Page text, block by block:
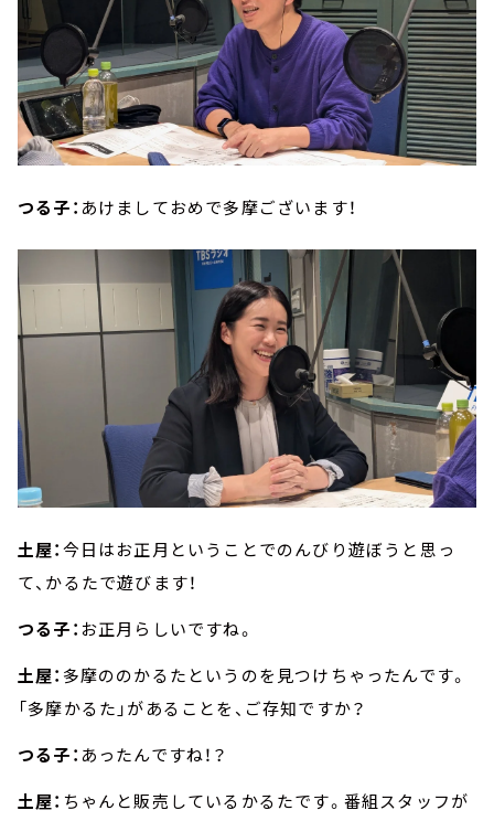
つる子： あけましておめで多摩ございます！
土屋：今日はお正月ということでのんびり遊ぼうと思っ
て、かるたで遊びます！
つる子： お正月らしいですね。
土屋： 多摩ののかるたというのを見つけちゃったんです。
「多摩かるた」があることを、ご存知ですか？
つる子： あったんですね！？
土屋： ちゃんと販売しているかるたです。番組スタッフが